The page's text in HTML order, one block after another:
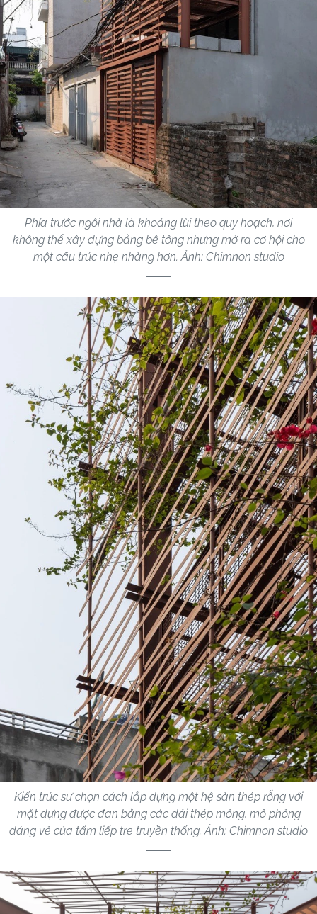
Phía trước ngôi nhà là khoảng lùi theo quy hoạch, nơi
không thể xây dựng bằng bê tông nhưng mở ra cơ hội cho
một cấu trúc nhẹ nhàng hơn. Ảnh: Chimnon studio
Kiến trúc sư chọn cách lắp dựng một hệ sàn thép rỗng với
mặt dựng được đan bằng các dải thép mỏng, mô phỏng
dáng vẻ của tấm liếp tre truyền thống. Ảnh: Chimnon studio